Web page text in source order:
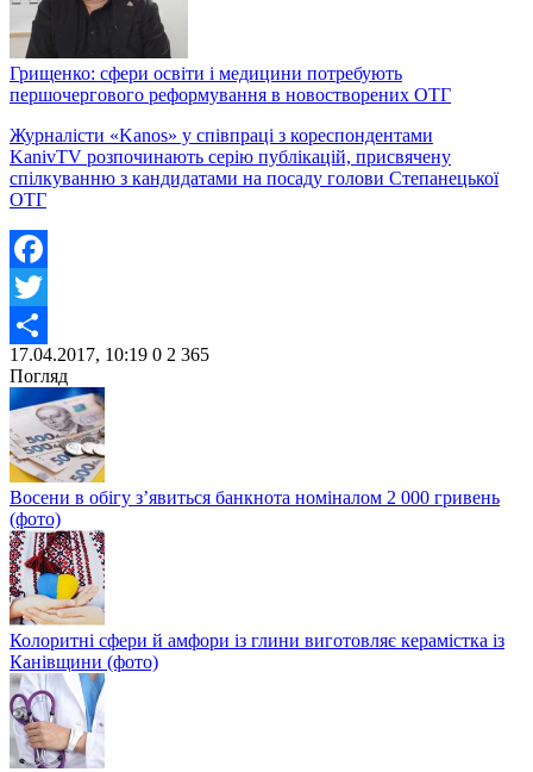
Грищенко: сфери освіти і медицини потребують
першочергового реформування в новостворених ОТГ
Журналісти «Kanos» у співпраці з кореспондентами
KanivTV розпочинають серію публікацій, присвячену
спілкуванню з кандидатами на посаду голови Степанецької
ОТГ
Facebook
Twitter
Share
17.04.2017, 10:19 0 2 365
Погляд
Восени в обігу з’явиться банкнота номіналом 2 000 гривень
(фото)
Колоритні сфери й амфори із глини виготовляє керамістка із
Канівщини (фото)